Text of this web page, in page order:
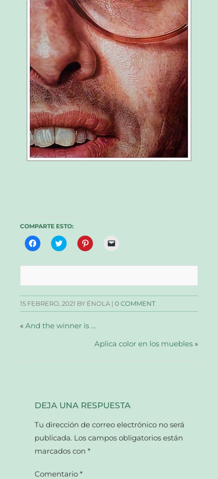
COMPARTE ESTO:
Haz
clic
en
abre
una
ventana
nueva)
Haz
clic
en
abre
una
ventana
nueva)
Haz
clic
en
abre
una
ventana
nueva)
Haz
clic
un
correo
a
un
amigo
ventana
15 FEBRERO, 2021 BY ÉNOLA |0 COMMENT
«And the winner is …
Aplica color en los muebles»
DEJA UNA RESPUESTA
Tu dirección de correo electrónico no será
publicada. Los campos obligatorios están
marcados con*
Comentario*